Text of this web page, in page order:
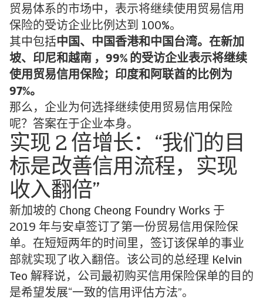
贸易体系的市场中，表示将继续使用贸易信用
保险的受访企业比例达到 100%。
其中包括中国、中国香港和中国台湾。在新加
坡、印尼和越南 ，99% 的受访企业表示将继续
使用贸易信用保险；印度和阿联酋的比例为
97%。
那么，企业为何选择继续使用贸易信用保险
呢？答案在于企业本身。
实现 2 倍增长：“我们的目
标是改善信用流程，实现
收入翻倍”
新加坡的 Chong Cheong Foundry Works 于
2019 年与安卓签订了第一份贸易信用保险保
单。在短短两年的时间里，签订该保单的事业
部就实现了收入翻倍。该公司的总经理 Kelvin
Teo 解释说，公司最初购买信用保险保单的目的
是希望发展“一致的信用评估方法”。